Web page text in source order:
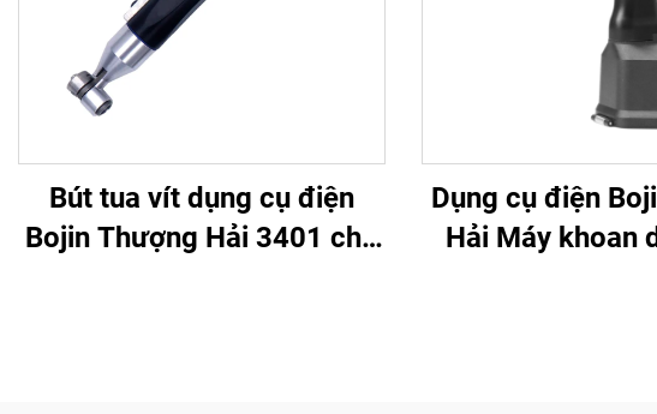
Bút tua vít dụng cụ điện
Bojin Thượng Hải 3401 cho
Dụng cụ điện
Hải Máy khoan